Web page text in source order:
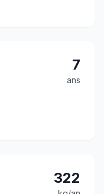
7
ans
322